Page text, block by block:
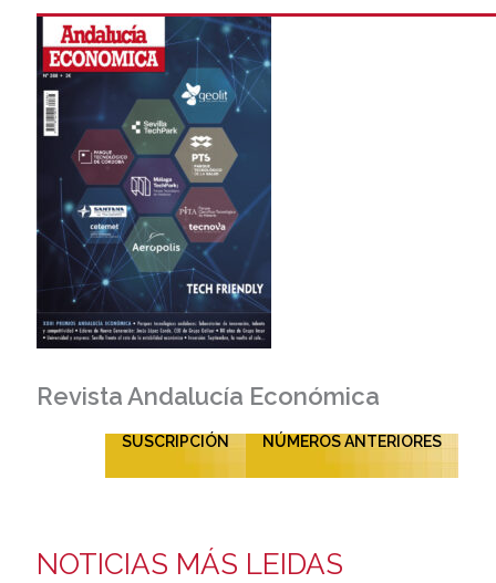
Revista Andalucía Económica
SUSCRIPCIÓN NÚMEROS ANTERIORES
NOTICIAS MÁS LEIDAS